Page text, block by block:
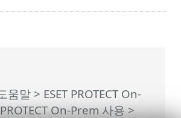
움말 > ESET PROTECT On-
PROTECT On-Prem 사용>